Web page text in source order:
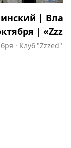
|
|
· Клуб "Zzzed"